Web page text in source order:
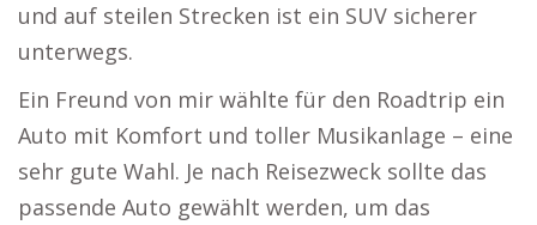
und auf steilen Strecken ist ein SUV sicherer
unterwegs.
Ein Freund von mir wählte für den Roadtrip ein
Auto mit Komfort und toller Musikanlage – eine
sehr gute Wahl. Je nach Reisezweck sollte das
passende Auto gewählt werden, um das